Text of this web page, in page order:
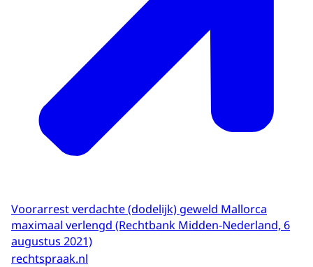
Voorarrest verdachte (dodelijk) geweld Mallorca
maximaal verlengd (Rechtbank Midden-Nederland, 6
augustus 2021)
rechtspraak.nl